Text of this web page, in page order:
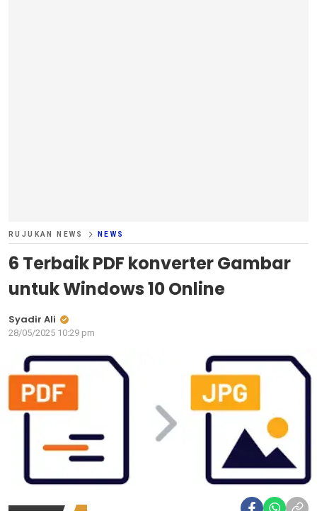
RUJUKAN NEWS NEWS
6 Terbaik PDF konverter Gambar
untuk Windows 10 Online
Syadir Ali
28/05/2025 10:29 pm